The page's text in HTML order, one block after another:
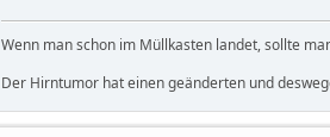
Wenn man schon im Müllkasten landet, sollte
Der Hirntumor hat einen geänderten und